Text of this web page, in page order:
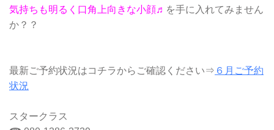
気持ちも明るく口角上向きな小顔♬ を手に入れてみません
か？？
最新ご予約状況はコチラからご確認ください⇒ ６月ご予約
状況
スタークラス